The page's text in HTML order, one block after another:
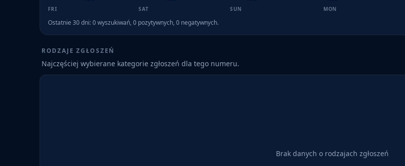
FRI SAT SUN MON
Ostatnie 30 dni:0wyszukiwań,0 pozytywnych,0 negatywnych.
RODZAJE ZGŁOSZEŃ
Najczęściej wybierane kategorie zgłoszeń dla tego numeru.
Brak danych o rodzajach zgłoszeń